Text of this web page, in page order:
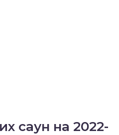
саун на 2022-